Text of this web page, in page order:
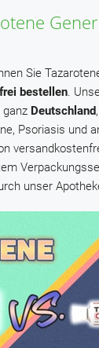
Sie
bestellen.
ganz Deutschland
Psoriasis und
unser